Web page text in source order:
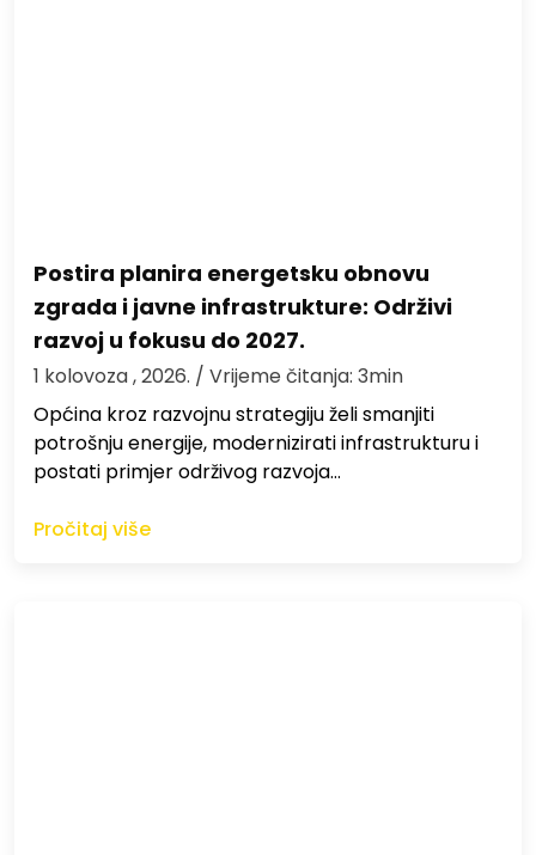
Postira planira energetsku obnovu
zgrada i javne infrastrukture: Održivi
razvoj u fokusu do 2027.
1 kolovoza , 2026. / Vrijeme čitanja: 3min
Općina kroz razvojnu strategiju želi smanjiti
potrošnju energije, modernizirati infrastrukturu i
postati primjer održivog razvoja…
Pročitaj više